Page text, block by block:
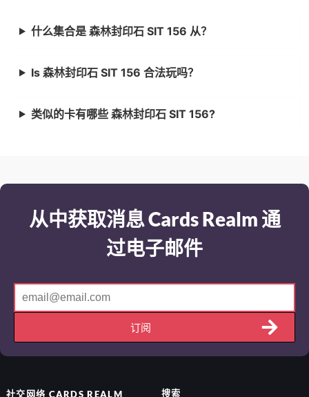
什么集合是 森林封印石 SIT 156 从？
Is 森林封印石 SIT 156 合法玩吗？
类似的卡有哪些 森林封印石 SIT 156?
从中获取消息 Cards Realm 通
过电子邮件
订阅
社交网络 CARDS REALM 搜索